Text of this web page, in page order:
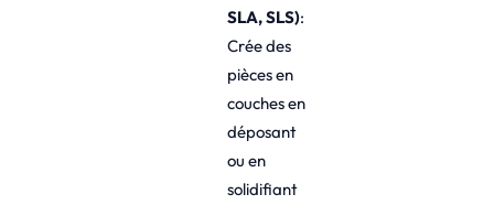
SLA, SLS):
Crée des
pièces en
couches en
déposant
ou en
solidifiant